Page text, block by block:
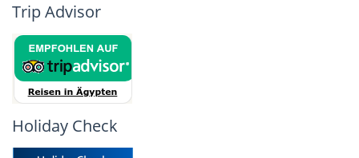
Trip Advisor
Holiday Check